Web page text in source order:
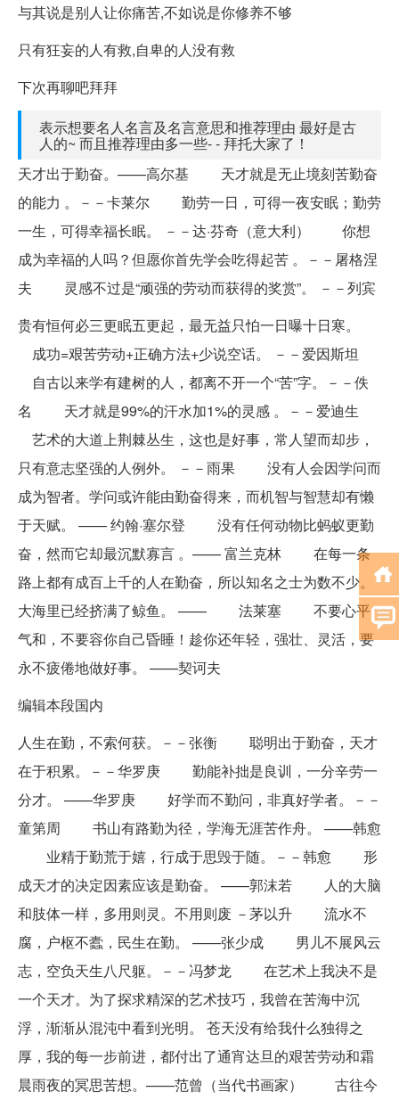
与其说是别人让你痛苦,不如说是你修养不够
只有狂妄的人有救,自卑的人没有救
下次再聊吧拜拜
表示想要名人名言及名言意思和推荐理由 最好是古
人的~ 而且推荐理由多一些- - 拜托大家了！
天才出于勤奋。——高尔基 天才就是无止境刻苦勤奋
的能力 。－－卡莱尔 勤劳一日，可得一夜安眠；勤劳
一生，可得幸福长眠。 －－达·芬奇（意大利） 你想
成为幸福的人吗？但愿你首先学会吃得起苦 。－－屠格涅
夫 灵感不过是“顽强的劳动而获得的奖赏”。 －－列宾
贵有恒何必三更眠五更起，最无益只怕一日曝十日寒。
成功=艰苦劳动+正确方法+少说空话。 －－爱因斯坦
自古以来学有建树的人，都离不开一个“苦”字。－－佚
名 天才就是99%的汗水加1%的灵感 。－－爱迪生
艺术的大道上荆棘丛生，这也是好事，常人望而却步，
只有意志坚强的人例外。 －－雨果 没有人会因学问而
成为智者。学问或许能由勤奋得来，而机智与智慧却有懒
于天赋。 —— 约翰·塞尔登 没有任何动物比蚂蚁更勤
奋，然而它却最沉默寡言 。—— 富兰克林 在每一条
路上都有成百上千的人在勤奋，所以知名之士为数不少。
大海里已经挤满了鲸鱼。 —— 法莱塞 不要心平
气和，不要容你自己昏睡！趁你还年轻，强壮、灵活，要
永不疲倦地做好事。 ——契诃夫
编辑本段国内
人生在勤，不索何获。－－张衡 聪明出于勤奋，天才
在于积累。－－华罗庚 勤能补拙是良训，一分辛劳一
分才。 ——华罗庚 好学而不勤问，非真好学者。－－
童第周 书山有路勤为径，学海无涯苦作舟。 ——韩愈
业精于勤荒于嬉，行成于思毁于随。－－韩愈 形
成天才的决定因素应该是勤奋。 ——郭沫若 人的大脑
和肢体一样，多用则灵。不用则废 －茅以升 流水不
腐，户枢不蠹，民生在勤。 ——张少成 男儿不展风云
志，空负天生八尺躯。－－冯梦龙 在艺术上我决不是
一个天才。为了探求精深的艺术技巧，我曾在苦海中沉
浮，渐渐从混沌中看到光明。 苍天没有给我什么独得之
厚，我的每一步前进，都付出了通宵达旦的艰苦劳动和霜
晨雨夜的冥思苦想。——范曾（当代书画家） 古往今